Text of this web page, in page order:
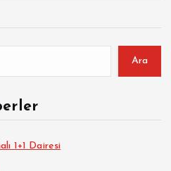
Ara
1+1 Dairesi